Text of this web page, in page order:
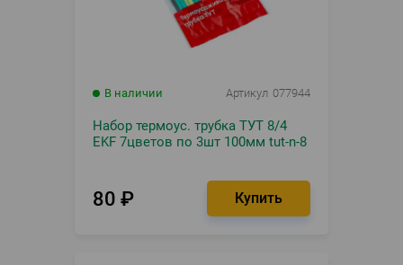
В наличии Артикул 077944
Набор термоус. трубка ТУТ 8/4
EKF 7цветов по 3шт 100мм tut-n-8
80 ₽